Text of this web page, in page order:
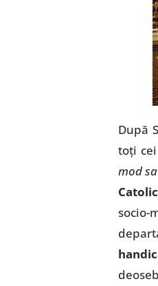
După
toţi
mod